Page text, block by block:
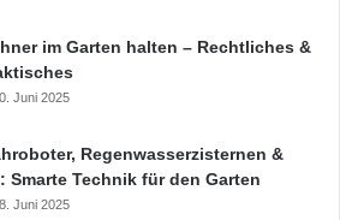
im Garten halten – Rechtliches &
Juni 2025
Regenwasserzisternen &
Smarte Technik für den Garten
Juni 2025